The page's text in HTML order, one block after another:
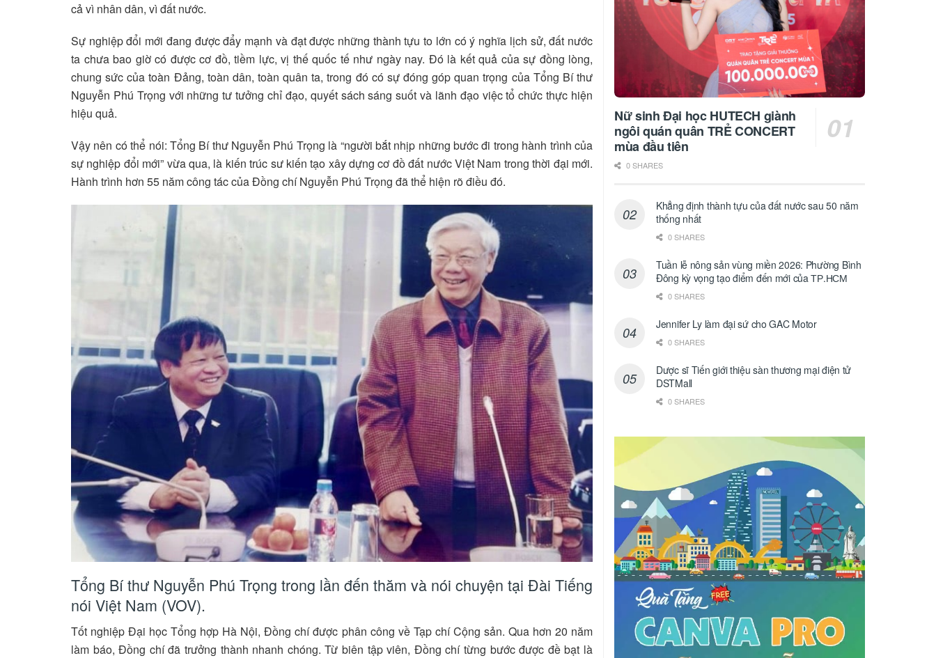
cả vì nhân dân, vì đất nước.
Sự nghiệp đổi mới đang được đẩy mạnh và đạt được những thành tựu to lớn có ý nghĩa lịch sử, đất nước
ta chưa bao giờ có được cơ đồ, tiềm lực, vị thế quốc tế như ngày nay. Đó là kết quả của sự đồng lòng,
chung sức của toàn Đảng, toàn dân, toàn quân ta, trong đó có sự đóng góp quan trọng của Tổng Bí thư
Nguyễn Phú Trọng với những tư tưởng chỉ đạo, quyết sách sáng suốt và lãnh đạo việc tổ chức thực hiện
hiệu quả.
Vậy nên có thể nói: Tổng Bí thư Nguyễn Phú Trọng là “người bắt nhịp những bước đi trong hành trình của
sự nghiệp đổi mới” vừa qua, là kiến trúc sư kiến tạo xây dựng cơ đồ đất nước Việt Nam trong thời đại mới.
Hành trình hơn 55 năm công tác của Đồng chí Nguyễn Phú Trọng đã thể hiện rõ điều đó.
Tổng Bí thư Nguyễn Phú Trọng trong lần đến thăm và nói chuyện tại Đài Tiếng
nói Việt Nam (VOV).
Tốt nghiệp Đại học Tổng hợp Hà Nội, Đồng chí được phân công về Tạp chí Cộng sản. Qua hơn 20 năm
làm báo, Đồng chí đã trưởng thành nhanh chóng. Từ biên tập viên, Đồng chí từng bước được đề bạt là
Nữ sinh Đại học HUTECH giành
ngôi quán quân TRẺ CONCERT
mùa đầu tiên
0 SHARES
Khẳng định thành tựu của đất nước sau 50 năm
thống nhất
0 SHARES
Tuần lễ nông sản vùng miền 2026: Phường Bình
Đông kỳ vọng tạo điểm đến mới của ТР.НСМ
0 SHARES
Jennifer Ly làm đại sứ cho GAC Motor
0 SHARES
Dược sĩ Tiến giới thiệu sàn thương mại điện tử
DSTMall
0 SHARES